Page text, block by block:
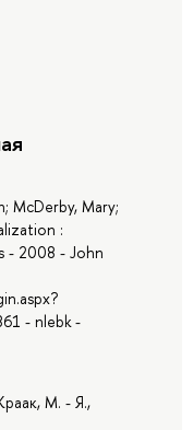
McDerby, Mary;
:
- 2008 - John
- nlebk -
М. - Я.,